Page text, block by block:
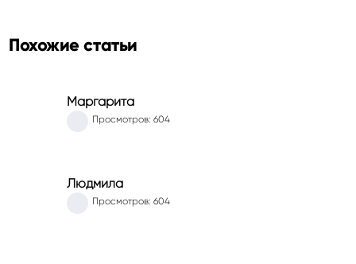
Похожие статьи
Маргарита
Просмотров: 604
Людмила
Просмотров: 604